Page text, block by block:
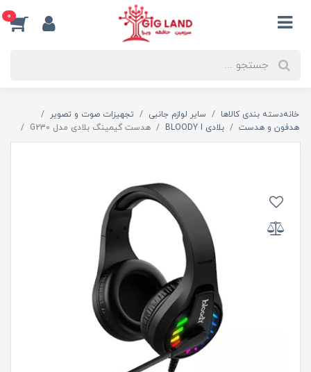
0
خانهدسته بندی کالاها سایر لوازم جانبی
تجهیزات صوت و تصویر
هدفون و هدست
بلادی BLOODY I هدست گیمینگ بلادی مدل G230